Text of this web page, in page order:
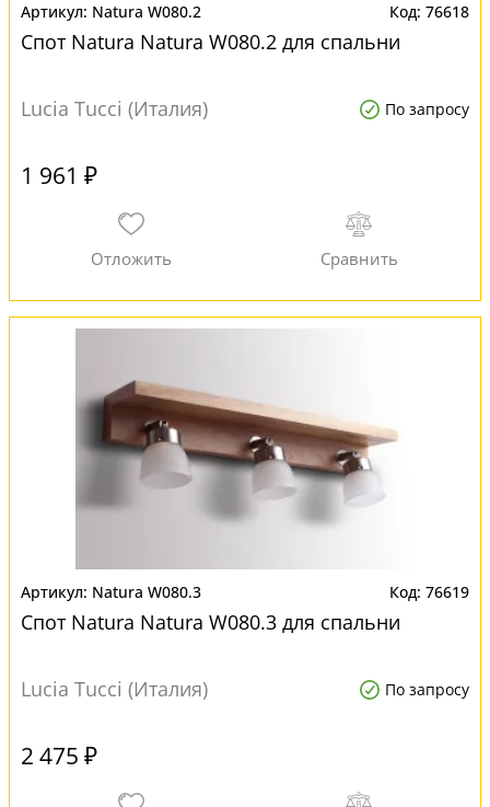
Natura W080.2 76618
Спот Natura Natura W080.2 для спальни
Lucia Tucci (Италия) По запросу
1 961 ₽
Natura W080.3 76619
Спот Natura Natura W080.3 для спальни
Lucia Tucci (Италия) По запросу
2 475 ₽